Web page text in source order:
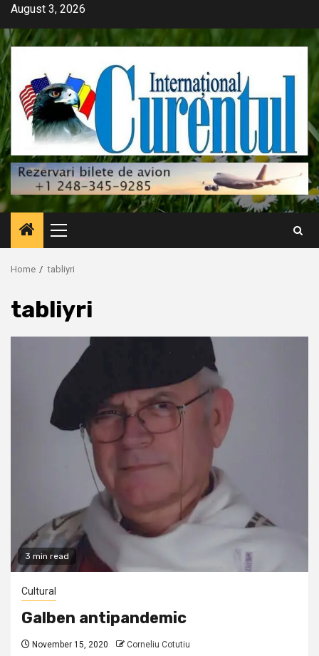
Skip
content
August 3, 2026
Primary
Menu
Home tabliyri
tabliyri
3 min read
Cultural
Galben antipandemic
November 15, 2020 Corneliu Cotutiu